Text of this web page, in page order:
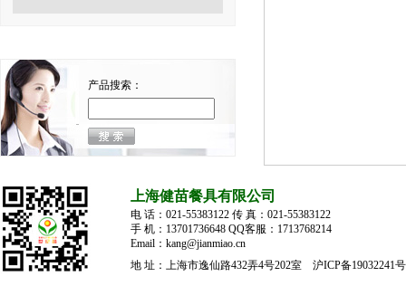
产品搜索：
上海健苗餐具有限公司
电 话：021-55383122 传 真：021-55383122
手 机：13701736648 QQ客服：1713768214
Email：kang@jianmiao.cn
地 址：上海市逸仙路432弄4号202室 沪ICP备19032241